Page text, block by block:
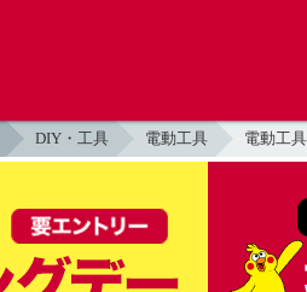
DIY・工具 電動工具 電動工